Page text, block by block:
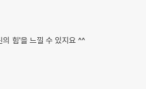
의 힘'을 느낄 수 있지요 ^^